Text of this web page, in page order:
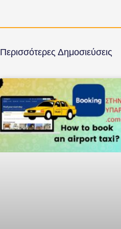
Περισσότερες Δημοσιεύσεις